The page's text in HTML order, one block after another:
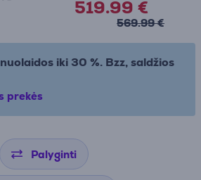
519.99 €
569.99 €
iki 30 %. Bzz, saldžios
prekės
Palyginti